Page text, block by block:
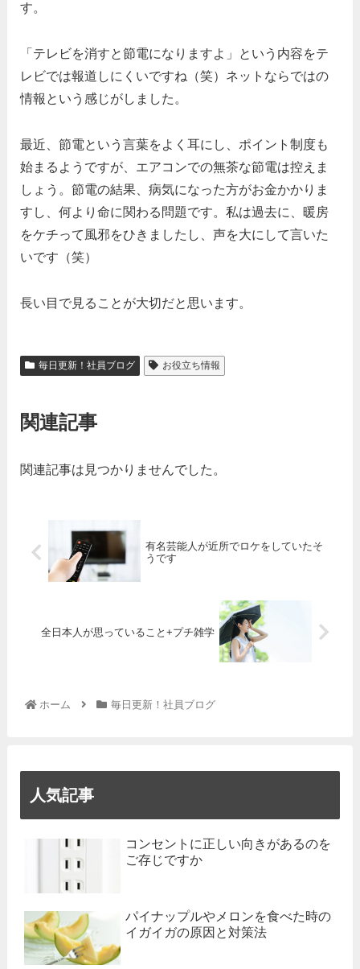
す。
「テレビを消すと節電になりますよ」という内容をテ
レビでは報道しにくいですね（笑）ネットならではの
情報という感じがしました。
最近、節電という言葉をよく耳にし、ポイント制度も
始まるようですが、エアコンでの無茶な節電は控えま
しょう。節電の結果、病気になった方がお金かかりま
すし、何より命に関わる問題です。私は過去に、暖房
をケチって風邪をひきましたし、声を大にして言いた
いです（笑）
長い目で見ることが大切だと思います。
毎日更新！社員ブログ お役立ち情報
関連記事
関連記事は見つかりませんでした。
有名芸能人が近所でロケをしていたそ
うです
全日本人が思っていること+プチ雑学
ホーム 毎日更新！社員ブログ
人気記事
コンセントに正しい向きがあるのを
ご存じですか
パイナップルやメロンを食べた時の
イガイガの原因と対策法